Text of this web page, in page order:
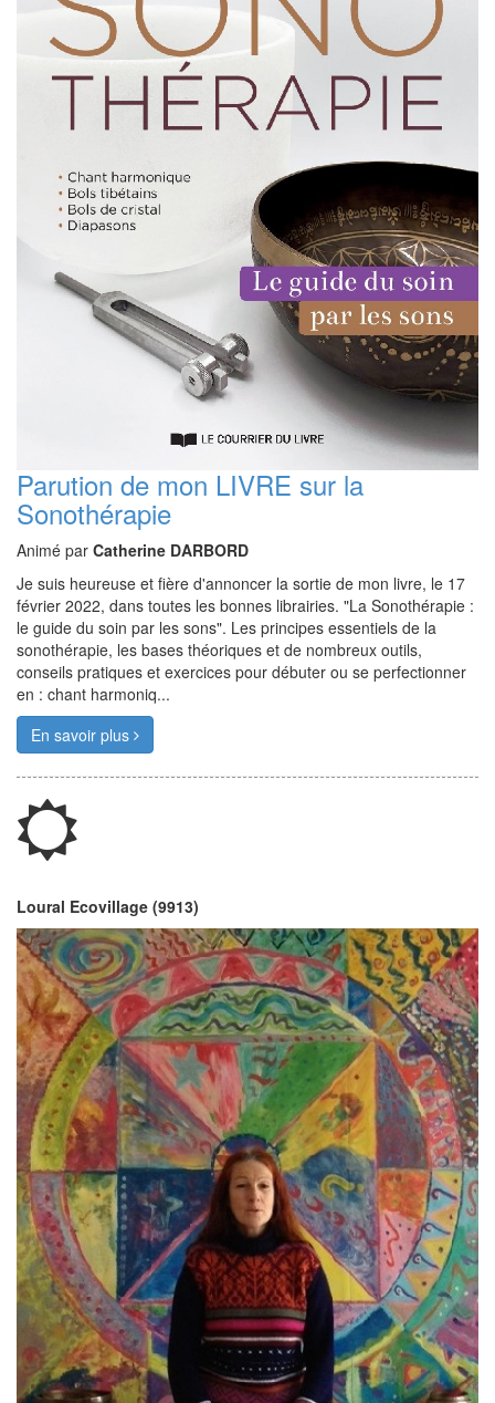
Parution de mon LIVRE sur la
Sonothérapie
Animé par Catherine DARBORD
Je suis heureuse et fière d'annoncer la sortie de mon livre, le 17
février 2022, dans toutes les bonnes librairies. "La Sonothérapie :
le guide du soin par les sons". Les principes essentiels de la
sonothérapie, les bases théoriques et de nombreux outils,
conseils pratiques et exercices pour débuter ou se perfectionner
en : chant harmoniq...
En savoir plus
Loural Ecovillage (9913)